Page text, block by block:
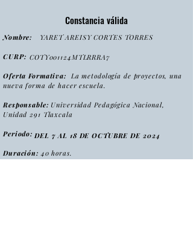
Constancia válida
Nombre:
CURP:
Oferta Formativa: La metodología de proyectos, una
nueva forma de hacer escuela.
Responsable: Universidad Pedagógica Nacional,
Unidad 291 Tlaxcala
Periodo:
Duración: 40 horas.
YARET AREISY CORTES TORRES
COTY001124MTLRRRA7
DEL 7 AL 18 DE OCTUBRE DE 2024